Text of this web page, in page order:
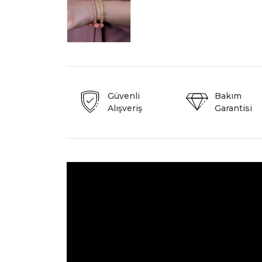
Güvenli
Alışveriş
Bakım
Garantisi